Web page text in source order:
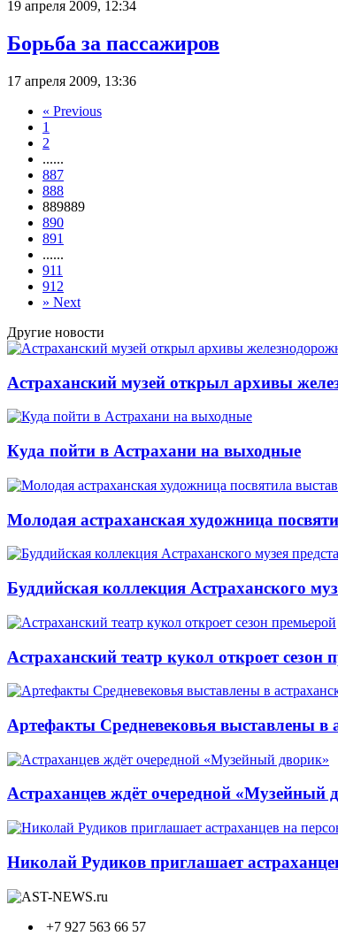
19 апреля 2009, 12:34
Борьба за пассажиров
17 апреля 2009, 13:36
« Previous
1
2
......
887
888
889889
890
891
......
911
912
» Next
Другие новости
Астраханский музей открыл архивы
Куда пойти в Астрахани на выходные
Молодая астраханская художница
Буддийская коллекция Астраханского
Астраханский театр кукол откроет сезон
Артефакты Средневековья выставлены в
Астраханцев ждёт очередной «Музейный
Николай Рудиков приглашает
+7 927 563 66 57